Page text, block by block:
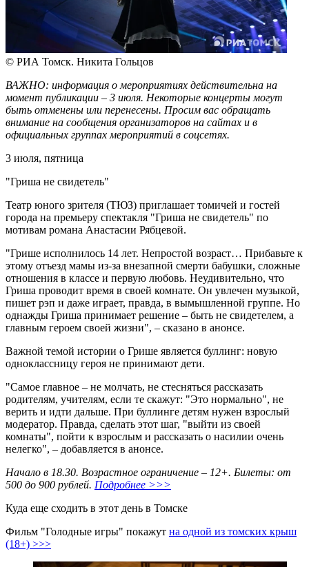
© РИА Томск. Никита Гольцов
ВАЖНО: информация о мероприятиях действительна на
момент публикации – 3 июля. Некоторые концерты могут
быть отменены или перенесены. Просим вас обращать
внимание на сообщения организаторов на сайтах и в
официальных группах мероприятий в соцсетях.
3 июля, пятница
"Гриша не свидетель"
Театр юного зрителя (ТЮЗ) приглашает томичей и гостей
города на премьеру спектакля "Гриша не свидетель" по
мотивам романа Анастасии Рябцевой.
"Грише исполнилось 14 лет. Непростой возраст… Прибавьте к
этому отъезд мамы из-за внезапной смерти бабушки, сложные
отношения в классе и первую любовь. Неудивительно, что
Гриша проводит время в своей комнате. Он увлечен музыкой,
пишет рэп и даже играет, правда, в вымышленной группе. Но
однажды Гриша принимает решение – быть не свидетелем, а
главным героем своей жизни", – сказано в анонсе.
Важной темой истории о Грише является буллинг: новую
одноклассницу героя не принимают дети.
"Самое главное – не молчать, не стесняться рассказать
родителям, учителям, если те скажут: "Это нормально", не
верить и идти дальше. При буллинге детям нужен взрослый
модератор. Правда, сделать этот шаг, "выйти из своей
комнаты", пойти к взрослым и рассказать о насилии очень
нелегко", – добавляется в анонсе.
Начало в 18.30. Возрастное ограничение – 12+. Билеты: от
500 до 900 рублей. Подробнее >>>
Куда еще сходить в этот день в Томске
Фильм "Голодные игры" покажут на одной из томских крыш
(18+) >>>